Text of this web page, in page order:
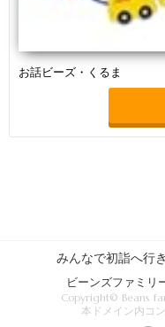
お話ビーズ・くるま
みんなで初詣へ行
ビーンズファミ
Copyright© Beans
本ドメイン内コ